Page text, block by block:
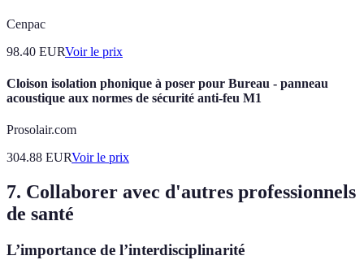
Cenpac
98.40 EURVoir le prix
Cloison isolation phonique à poser pour Bureau - panneau
acoustique aux normes de sécurité anti-feu M1
Prosolair.com
304.88 EURVoir le prix
7. Collaborer avec d'autres professionnels
de santé
L’importance de l’interdisciplinarité